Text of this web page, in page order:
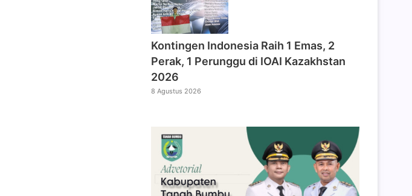
Kontingen Indonesia Raih 1 Emas, 2
Perak, 1 Perunggu di IOAI Kazakhstan
2026
8 Agustus 2026